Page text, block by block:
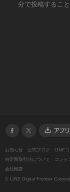
分で投稿するこ
お知らせ 公式ブログ LINE
特定商取引法について
コンテ
会社概要
© LINE Digital Frontier